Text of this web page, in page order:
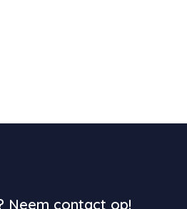
Neem contact op!